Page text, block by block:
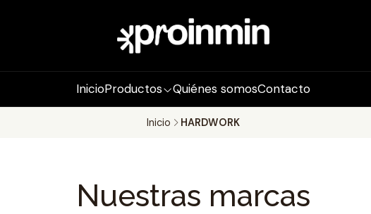
InicioProductos Quiénes somosContacto
Inicio HARDWORK
Nuestras marcas